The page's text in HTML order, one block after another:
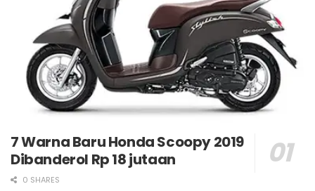
7 Warna Baru Honda Scoopy 2019
Dibanderol Rp 18 jutaan
0 SHARES